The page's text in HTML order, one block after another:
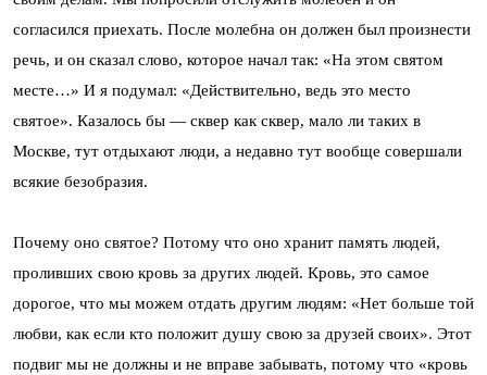
согласился приехать. После молебна он должен был произнести
речь, и он сказал слово, которое начал так: «На этом святом
месте…» И я подумал: «Действительно, ведь это место
святое». Казалось бы — сквер как сквер, мало ли таких в
Москве, тут отдыхают люди, а недавно тут вообще совершали
всякие безобразия.
Почему оно святое? Потому что оно хранит память людей,
проливших свою кровь за других людей. Кровь, это самое
дорогое, что мы можем отдать другим людям: «Нет больше той
любви, как если кто положит душу свою за друзей своих». Этот
подвиг мы не должны и не вправе забывать, потому что «кровь